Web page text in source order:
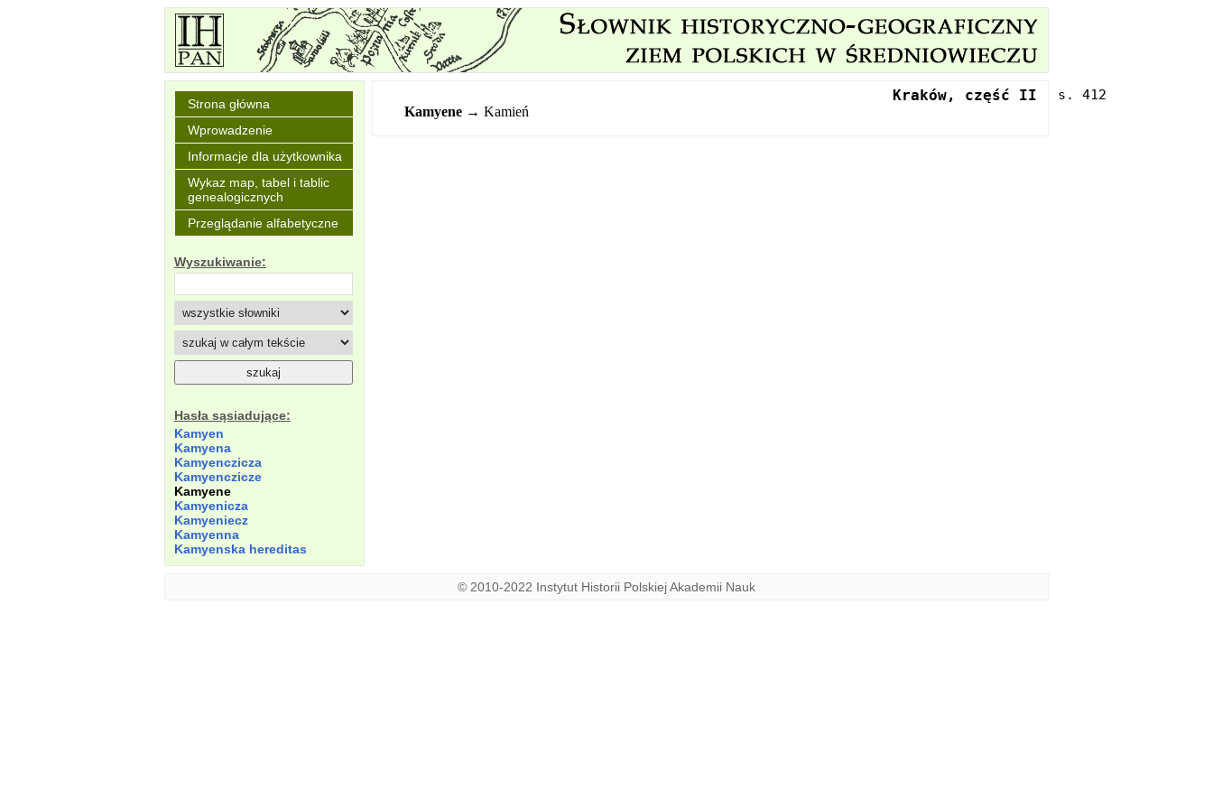
Strona główna
Wprowadzenie
Informacje dla użytkownika
Wykaz map, tabel i tablic
genealogicznych
Przeglądanie alfabetyczne
Wyszukiwanie:
Hasła sąsiadujące:
Kamyen
Kamyena
Kamyenczicza
Kamyenczicze
Kamyene
Kamyenicza
Kamyeniecz
Kamyenna
Kamyenska hereditas
Kraków, część II
Kamyene → Kamień
© 2010-2022 Instytut Historii Polskiej Akademii Nauk